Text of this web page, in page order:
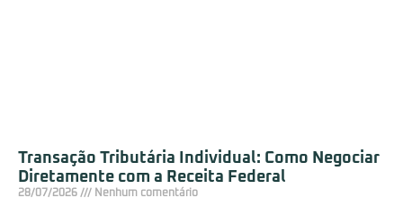
Transação Tributária Individual: Como Negociar
Diretamente com a Receita Federal
28/07/2026 Nenhum comentário